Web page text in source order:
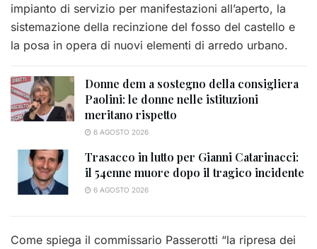
impianto di servizio per manifestazioni all’aperto, la
sistemazione della recinzione del fosso del castello e
la posa in opera di nuovi elementi di arredo urbano.
Donne dem a sostegno della consigliera
Paolini: le donne nelle istituzioni
meritano rispetto
6 AGOSTO 2026
Trasacco in lutto per Gianni Catarinacci:
il 54enne muore dopo il tragico incidente
6 AGOSTO 2026
Come spiega il commissario Passerotti “la ripresa dei